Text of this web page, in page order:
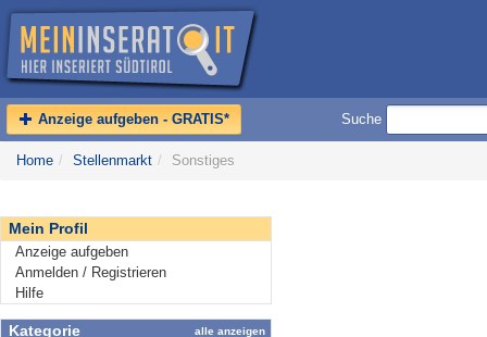
Anzeige aufgeben - GRATIS* Suche
Home / Stellenmarkt / Sonstiges
Mein Profil
Anzeige aufgeben
Anmelden / Registrieren
Hilfe
Kategorie alle anzeigen